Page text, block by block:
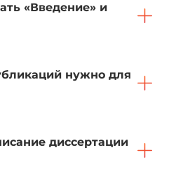
«Введение» и
нужно для
диссертации